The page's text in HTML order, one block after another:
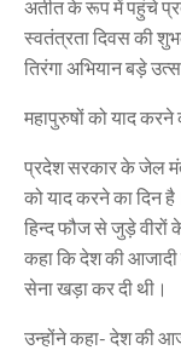
अतीत के रूप में पहुंचे
स्वतंत्रता दिवस की
तिरंगा अभियान बड़े
महापुरुषों को याद करने
प्रदेश सरकार के जेल
को याद करने का दिन
हिन्द फौज से जुड़े वीरों
कहा कि देश की
सेना खड़ा कर दी थी।
उन्होंने कहा- देश की